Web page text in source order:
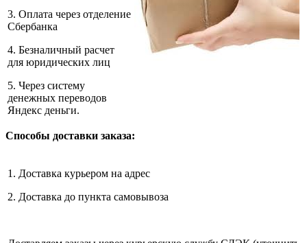
3. Оплата через отделение
Сбербанка
4. Безналичный расчет
для юридических лиц
5. Через систему
денежных переводов
Яндекс деньги.
Способы доставки заказа:
1. Доставка курьером на адрес
2. Доставка до пункта самовывоза